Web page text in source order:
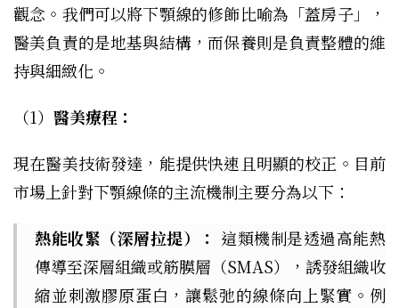
觀念。我們可以將下顎線的修飾比喻為「蓋房子」，
醫美負責的是地基與結構，而保養則是負責整體的維
持與細緻化。
（1） 醫美療程：
現在醫美技術發達，能提供快速且明顯的校正。目前
市場上針對下顎線條的主流機制主要分為以下：
熱能收緊（深層拉提）： 這類機制是透過高能熱
傳導至深層組織或筋膜層（SMAS），誘發組織收
縮並刺激膠原蛋白，讓鬆弛的線條向上緊實。例